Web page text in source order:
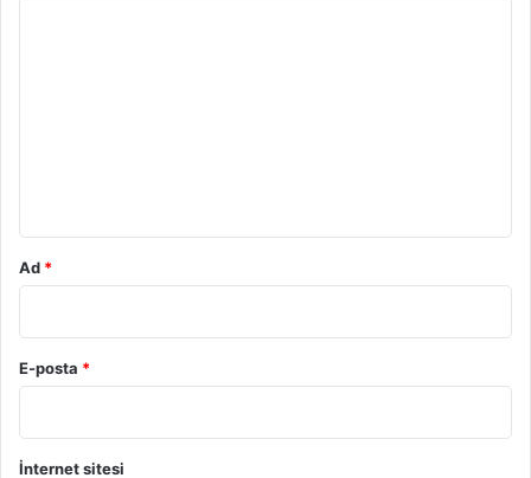
Ad *
E-posta *
İnternet sitesi